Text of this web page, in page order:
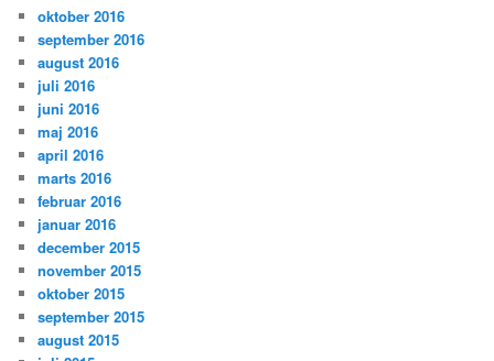
oktober 2016
september 2016
august 2016
juli 2016
juni 2016
maj 2016
april 2016
marts 2016
februar 2016
januar 2016
december 2015
november 2015
oktober 2015
september 2015
august 2015